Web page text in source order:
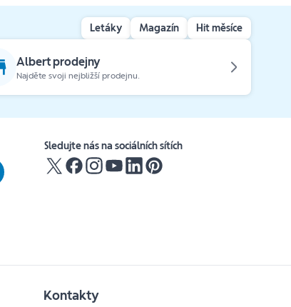
Letáky Magazín Hit měsíce
Albert prodejny
Najděte svoji nejbližší prodejnu.
Sledujte nás na sociálních sítích
Kontakty